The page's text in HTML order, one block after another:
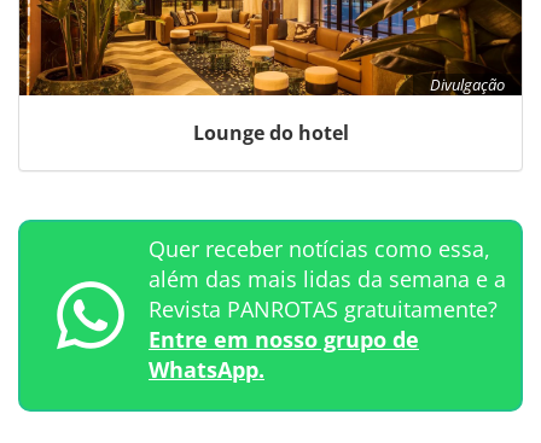
Divulgação
Lounge do hotel
Quer receber notícias como essa,
além das mais lidas da semana e a
Revista PANROTAS gratuitamente?
Entre em nosso grupo de
WhatsApp.